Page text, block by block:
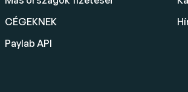
CÉGEKNEK
Paylab API